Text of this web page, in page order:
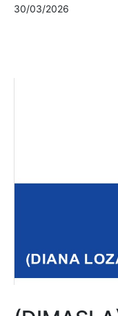
30/03/2026